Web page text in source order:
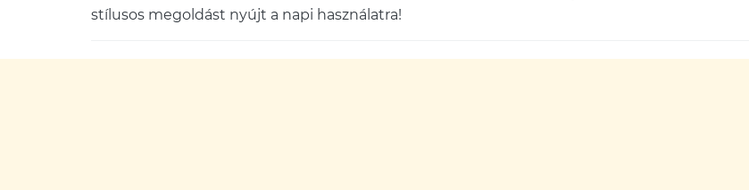
stílusos megoldást nyújt a napi használatra!